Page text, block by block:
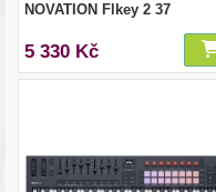
NOVATION Flkey 2 37
5 330 Kč